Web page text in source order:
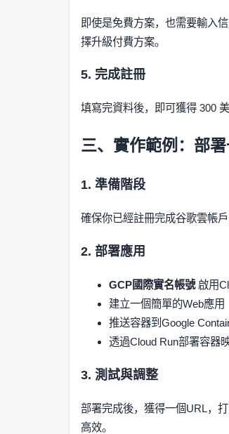
即使是免費方案，也需要輸入
擇升級付費方案。
5. 完成註冊
填寫完資料後，即可獲得 300
三、實作範例：部
1. 準備階段
確保你已經註冊完成谷歌雲帳
2. 部署應用
GCP國際實名帳號啟用
建立一個簡單的Web應用
推送容器到Google
透過Cloud Run部署容器
3. 測試與調整
部署完成後，獲得一個URL，
高效。